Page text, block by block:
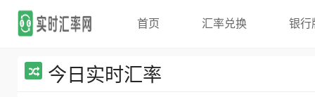
首页 汇率兑换 银行
今日实时汇率